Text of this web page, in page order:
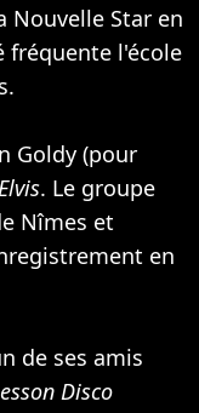
Nouvelle Star en
fréquente l'école
Goldy (pour
. Le groupe
Nîmes et
en
de ses amis
Disco